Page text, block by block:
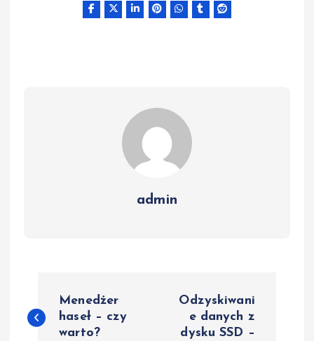
admin
a
Menedżer
haseł – czy
warto?
Odzyskiwani
e danych z
dysku SSD –